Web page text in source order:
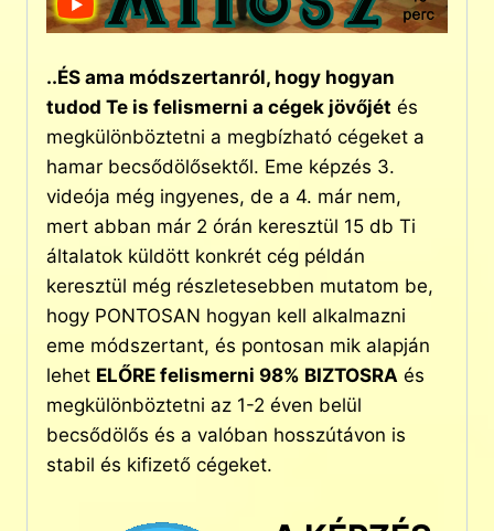
..ÉS ama módszertanról, hogy hogyan
tudod Te is felismerni a cégek jövőjét és
megkülönböztetni a megbízható cégeket a
hamar becsődölősektől. Eme képzés 3.
videója még ingyenes, de a 4. már nem,
mert abban már 2 órán keresztül 15 db Ti
általatok küldött konkrét cég példán
keresztül még részletesebben mutatom be,
hogy PONTOSAN hogyan kell alkalmazni
eme módszertant, és pontosan mik alapján
lehet ELŐRE felismerni 98% BIZTOSRA és
megkülönböztetni az 1-2 éven belül
becsődölős és a valóban hosszútávon is
stabil és kifizető cégeket.